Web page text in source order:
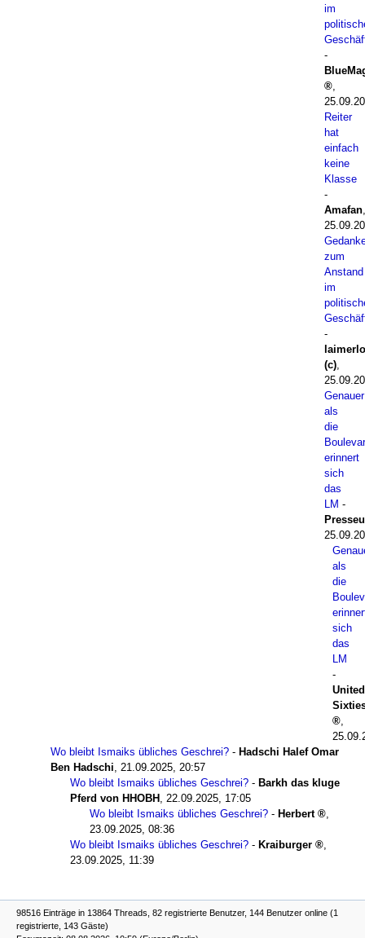
im
-
Reiter
hat
einfach
keine
Klasse
-
Amafan
zum
Anstand
im
-
(c)
Genauer
als
die
erinnert
sich
das
LM -
als
die
sich
das
LM
-
United
Wo bleibt Ismaiks übliches Geschrei? - Hadschi Halef Omar
Ben Hadschi
21.09.2025, 20:57
Wo bleibt Ismaiks übliches Geschrei? - Barkh das kluge
Pferd von HHOBH 22.09.2025, 17:05
Wo bleibt Ismaiks übliches Geschrei? - Herbert
23.09.2025, 08:36
Wo bleibt Ismaiks übliches Geschrei? - Kraiburger
23.09.2025, 11:39
98516 Einträge in 13864 Threads, 82 registrierte Benutzer, 144 Benutzer online (1
registrierte, 143 Gäste)